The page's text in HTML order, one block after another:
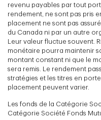
revenu payables par tout
rendement, ne sont pas pris
placement ne sont pas
du Canada ni par un autre
Leur valeur fluctue souvent.
monétaire pourra maintenir
montant constant ni que le
sera remis. Le rendement
stratégies et les titres en
placement peuvent varier.
Les fonds de la Catégorie
Catégorie Société Fonds